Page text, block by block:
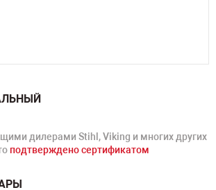
дилерами Stihl, Viking и многих других
подтверждено сертификатом